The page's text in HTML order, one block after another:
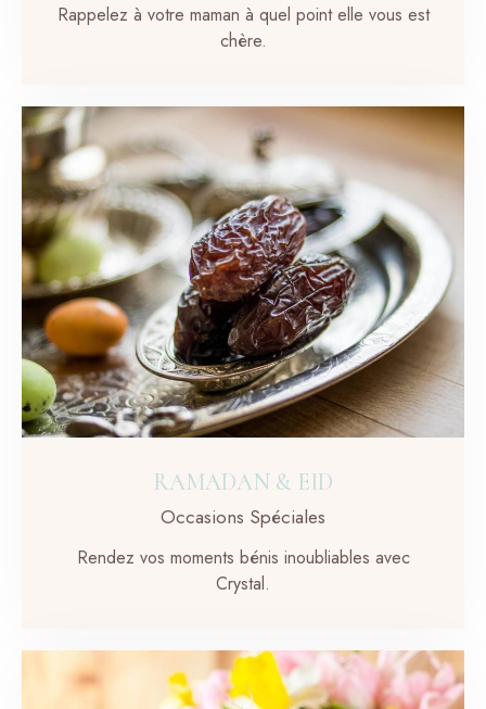
Rappelez à votre maman à quel point elle vous est
chère.
RAMADAN & EID
Occasions Spéciales
Rendez vos moments bénis inoubliables avec
Crystal.